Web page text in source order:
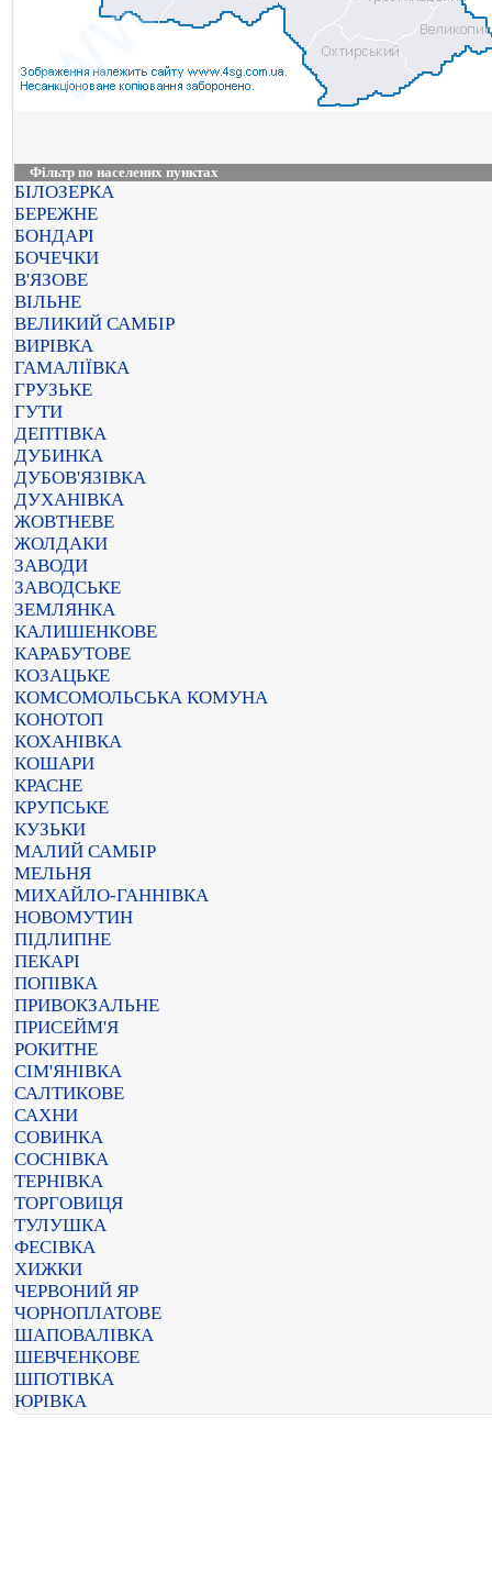
Фільтр по населених пунктах
БІЛОЗЕРКА
БЕРЕЖНЕ
БОНДАРІ
БОЧЕЧКИ
В'ЯЗОВЕ
ВІЛЬНЕ
ВЕЛИКИЙ САМБІР
ВИРІВКА
ГАМАЛІЇВКА
ГРУЗЬКЕ
ГУТИ
ДЕПТІВКА
ДУБИНКА
ДУБОВ'ЯЗІВКА
ДУХАНІВКА
ЖОВТНЕВЕ
ЖОЛДАКИ
ЗАВОДИ
ЗАВОДСЬКЕ
ЗЕМЛЯНКА
КАЛИШЕНКОВЕ
КАРАБУТОВЕ
КОЗАЦЬКЕ
КОМСОМОЛЬСЬКА КОМУНА
КОНОТОП
КОХАНІВКА
КОШАРИ
КРАСНЕ
КРУПСЬКЕ
КУЗЬКИ
МАЛИЙ САМБІР
МЕЛЬНЯ
МИХАЙЛО-ГАННІВКА
НОВОМУТИН
ПІДЛИПНЕ
ПЕКАРІ
ПОПІВКА
ПРИВОКЗАЛЬНЕ
ПРИСЕЙМ'Я
РОКИТНЕ
СІМ'ЯНІВКА
САЛТИКОВЕ
САХНИ
СОВИНКА
СОСНІВКА
ТЕРНІВКА
ТОРГОВИЦЯ
ТУЛУШКА
ФЕСІВКА
ХИЖКИ
ЧЕРВОНИЙ ЯР
ЧОРНОПЛАТОВЕ
ШАПОВАЛІВКА
ШЕВЧЕНКОВЕ
ШПОТІВКА
ЮРІВКА